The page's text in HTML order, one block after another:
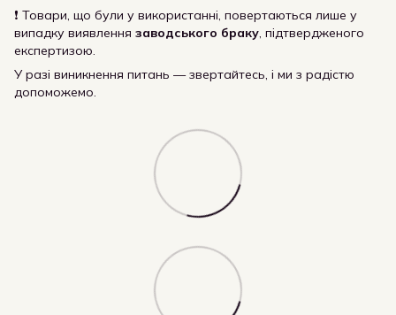
❗ Товари, що були у використанні, повертаються лише у
випадку виявлення заводського браку, підтвердженого
експертизою.
У разі виникнення питань — звертайтесь, і ми з радістю
допоможемо.